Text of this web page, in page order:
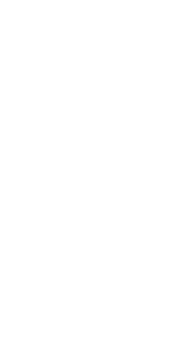
Este proyecto está
Ayuntamiento de
la Junta de
fomentar la
Se ofrecerá de
tres cerditos’, con
La interpretación
ROSS, acompañados